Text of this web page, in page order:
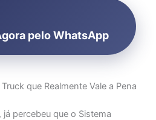
pelo WhatsApp
que Realmente Vale a Pena
percebeu que o Sistema